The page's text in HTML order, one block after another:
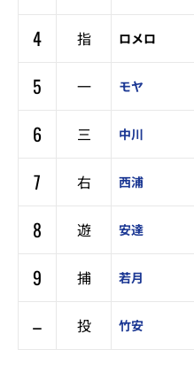
4
指 ロメロ
5
一 モヤ
6
三 中川
7
右 西浦
8
遊 安達
9
捕 若月
–
投 竹安